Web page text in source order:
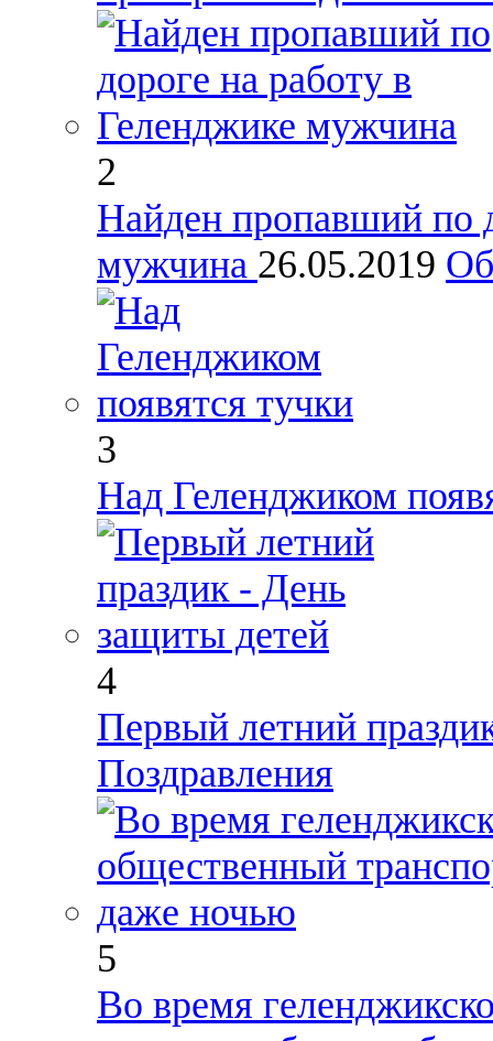
2
Найден пропавший по
мужчина 26.05.2019
3
Над Геленджиком
4
Первый летний
Поздравления
5
Во время